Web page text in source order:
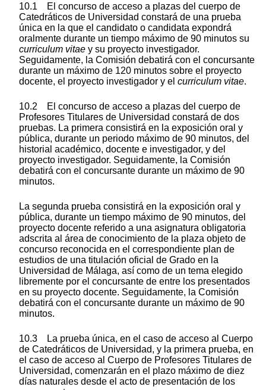
10.1 El concurso de acceso a plazas del cuerpo de
Catedráticos de Universidad constará de una prueba
única en la que el candidato o candidata expondrá
oralmente durante un tiempo máximo de 90 minutos su
curriculum vitae y su proyecto investigador.
Seguidamente, la Comisión debatirá con el concursante
durante un máximo de 120 minutos sobre el proyecto
docente, el proyecto investigador y el curriculum vitae.
10.2 El concurso de acceso a plazas del cuerpo de
Profesores Titulares de Universidad constará de dos
pruebas. La primera consistirá en la exposición oral y
pública, durante un periodo máximo de 90 minutos, del
historial académico, docente e investigador, y del
proyecto investigador. Seguidamente, la Comisión
debatirá con el concursante durante un máximo de 90
minutos.
La segunda prueba consistirá en la exposición oral y
pública, durante un tiempo máximo de 90 minutos, del
proyecto docente referido a una asignatura obligatoria
adscrita al área de conocimiento de la plaza objeto de
concurso reconocida en el correspondiente plan de
estudios de una titulación oficial de Grado en la
Universidad de Málaga, así como de un tema elegido
libremente por el concursante de entre los presentados
en su proyecto docente. Seguidamente, la Comisión
debatirá con el concursante durante un máximo de 90
minutos.
10.3 La prueba única, en el caso de acceso al Cuerpo
de Catedráticos de Universidad, y la primera prueba, en
el caso de acceso al Cuerpo de Profesores Titulares de
Universidad, comenzarán en el plazo máximo de diez
días naturales desde el acto de presentación de los